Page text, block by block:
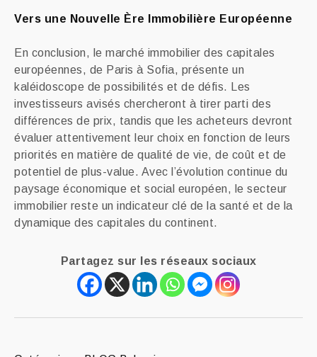
Vers une Nouvelle Ère Immobilière Européenne
En conclusion, le marché immobilier des capitales
européennes, de Paris à Sofia, présente un
kaléidoscope de possibilités et de défis. Les
investisseurs avisés chercheront à tirer parti des
différences de prix, tandis que les acheteurs devront
évaluer attentivement leur choix en fonction de leurs
priorités en matière de qualité de vie, de coût et de
potentiel de plus-value. Avec l’évolution continue du
paysage économique et social européen, le secteur
immobilier reste un indicateur clé de la santé et de la
dynamique des capitales du continent.
Partagez sur les réseaux sociaux